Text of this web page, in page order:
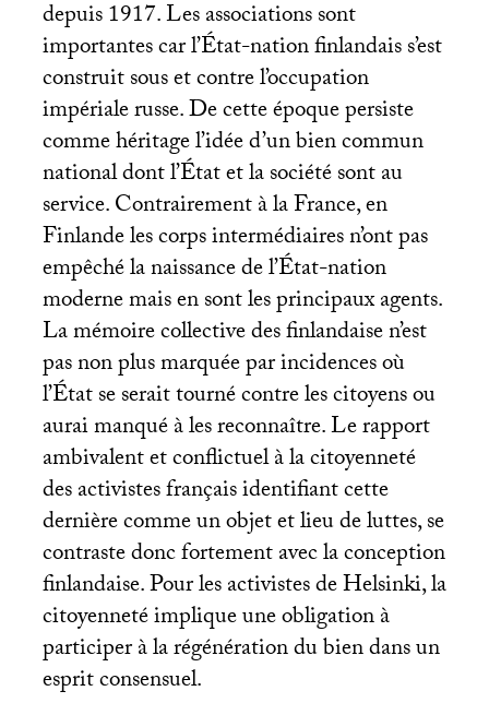
depuis 1917. Les associations sont
importantes car l’État-nation finlandais s’est
construit sous et contre l’occupation
impériale russe. De cette époque persiste
comme héritage l’idée d’un bien commun
national dont l’État et la société sont au
service. Contrairement à la France, en
Finlande les corps intermédiaires n’ont pas
empêché la naissance de l’État-nation
moderne mais en sont les principaux agents.
La mémoire collective des finlandaise n’est
pas non plus marquée par incidences où
l’État se serait tourné contre les citoyens ou
aurai manqué à les reconnaître. Le rapport
ambivalent et conflictuel à la citoyenneté
des activistes français identifiant cette
dernière comme un objet et lieu de luttes, se
contraste donc fortement avec la conception
finlandaise. Pour les activistes de Helsinki, la
citoyenneté implique une obligation à
participer à la régénération du bien dans un
esprit consensuel.